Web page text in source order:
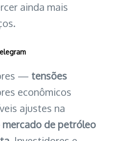
ainda mais
— tensões
econômicos
ajustes na
mercado de petróleo